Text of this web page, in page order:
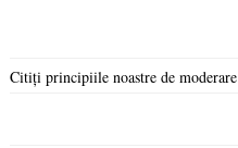
Citiți principiile noastre de moderare